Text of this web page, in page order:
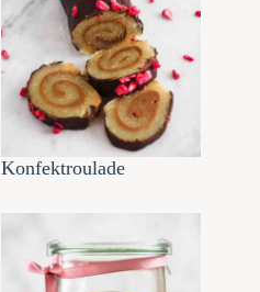
Konfektroulade